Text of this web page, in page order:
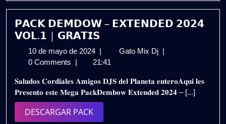
𝗣𝗔𝗖𝗞 𝗗𝗘𝗠𝗗𝗢𝗪 – 𝗘𝗫𝗧𝗘𝗡𝗗𝗘𝗗 𝟮𝟬𝟮𝟰
𝗩𝗢𝗟.𝟭 | 𝗚𝗥𝗔𝗧𝗜𝗦
10 de mayo de 2024 10
de
de
2024
| Gato Mix Dj 𝗣𝗔𝗖𝗞
𝗘𝗫𝗧𝗘𝗡𝗗𝗘𝗗
𝟮𝟬𝟮𝟰
|
0 Comments | 21:41
𝐒𝐚𝐥𝐮𝐝𝐨𝐬 𝐂𝐨𝐫𝐝𝐢𝐚𝐥𝐞𝐬 𝐀𝐦𝐢𝐠𝐨𝐬 𝐃𝐉𝐒 𝐝𝐞𝐥 𝐏𝐥𝐚𝐧𝐞𝐭𝐚 𝐞𝐧𝐭𝐞𝐫𝐨𝐀𝐪𝐮𝐢 𝐥𝐞𝐬
𝐏𝐫𝐞𝐬𝐞𝐧𝐭𝐨 𝐞𝐬𝐭𝐞 𝐌𝐞𝐠𝐚 𝐏𝐚𝐜𝐤𝐃𝐞𝐦𝐛𝐨𝐰 𝐄𝐱𝐭𝐞𝐧𝐝𝐞𝐝 𝟐𝟎𝟐𝟒 – [...]
DESCARGAR PACKDESCARGAR